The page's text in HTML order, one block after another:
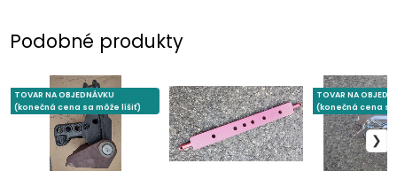
Podobné produkty
TOVAR NA OBJEDNÁVKU
(konečná cena sa môže líšiť)
TOVAR NA
(konečná cena